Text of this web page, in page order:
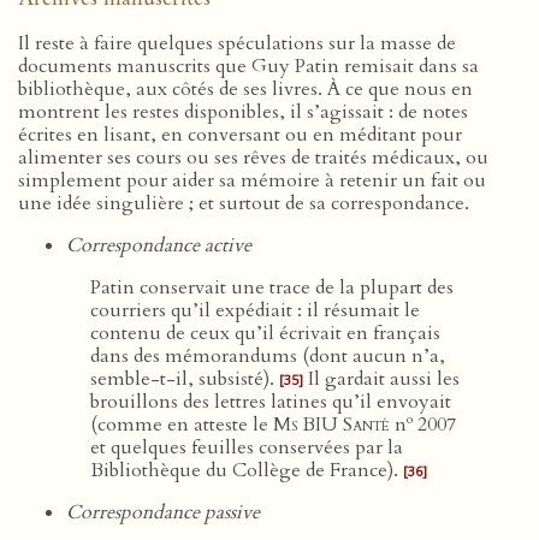
Il reste à faire quelques spéculations sur la masse de
documents manuscrits que Guy Patin remisait dans sa
bibliothèque, aux côtés de ses livres. À ce que nous en
montrent les restes disponibles, il s’agissait : de notes
écrites en lisant, en conversant ou en méditant pour
alimenter ses cours ou ses rêves de traités médicaux, ou
simplement pour aider sa mémoire à retenir un fait ou
une idée singulière ; et surtout de sa correspondance.
Correspondance active
Patin conservait une trace de la plupart des
courriers qu’il expédiait : il résumait le
contenu de ceux qu’il écrivait en français
dans des mémorandums (dont aucun n’a,
semble-t-il, subsisté). [35] Il gardait aussi les
brouillons des lettres latines qu’il envoyait
(comme en atteste le Ms BIU Santé no 2007
et quelques feuilles conservées par la
Bibliothèque du Collège de France). [36]
Correspondance passive